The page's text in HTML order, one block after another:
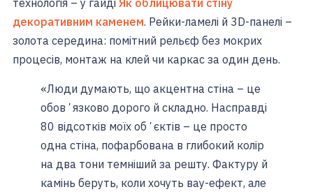
технологія – у гайді Як облицювати стіну
декоративним каменем. Рейки-ламелі й 3D-панелі –
золота середина: помітний рельєф без мокрих
процесів, монтаж на клей чи каркас за один день.
«Люди думають, що акцентна стіна – це
обовʼязково дорого й складно. Насправді
80 відсотків моїх обʼєктів – це просто
одна стіна, пофарбована в глибокий колір
на два тони темніший за решту. Фактуру й
камінь беруть, коли хочуть вау-ефект, але